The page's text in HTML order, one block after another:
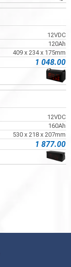
12VDC
120Ah
409 x 234 x 175mm
1 048.00
12VDC
160Ah
530 x 218 x 207mm
1 877.00